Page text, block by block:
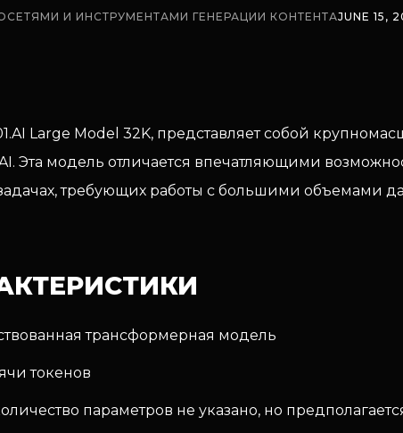
И ИНСТРУМЕНТАМИ ГЕНЕРАЦИИ КОНТЕНТАJUNE 15,
Large Model 32K, представляет собой
Эта модель отличается впечатляющими
задачах, требующих работы с большими объемами
трансформерная модель
токенов
параметров не указано, но